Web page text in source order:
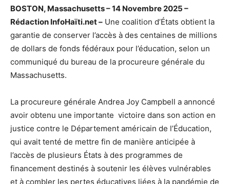
BOSTON, Massachusetts – 14 Novembre 2025 –
Rédaction InfoHaïti.net – Une coalition d’États obtient la
garantie de conserver l’accès à des centaines de millions
de dollars de fonds fédéraux pour l’éducation, selon un
communiqué du bureau de la procureure générale du
Massachusetts.
La procureure générale Andrea Joy Campbell a annoncé
avoir obtenu une importante victoire dans son action en
justice contre le Département américain de l’Éducation,
qui avait tenté de mettre fin de manière anticipée à
l’accès de plusieurs États à des programmes de
financement destinés à soutenir les élèves vulnérables
et à combler les pertes éducatives liées à la pandémie de